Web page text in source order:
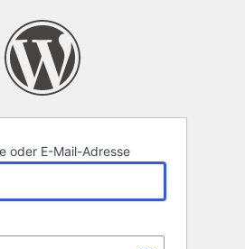
oder E-Mail-Adresse